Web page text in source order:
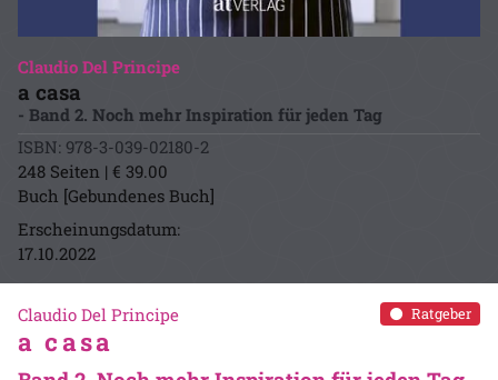
Claudio Del Principe
a casa
- Band 2. Noch mehr Inspiration für jeden Tag
ISBN: 978-3-039-02180-2
248 Seiten | € 39.00
Buch [Gebundenes Buch]
Erscheinungsdatum:
17.10.2022
Ratgeber
Claudio Del Principe
a casa